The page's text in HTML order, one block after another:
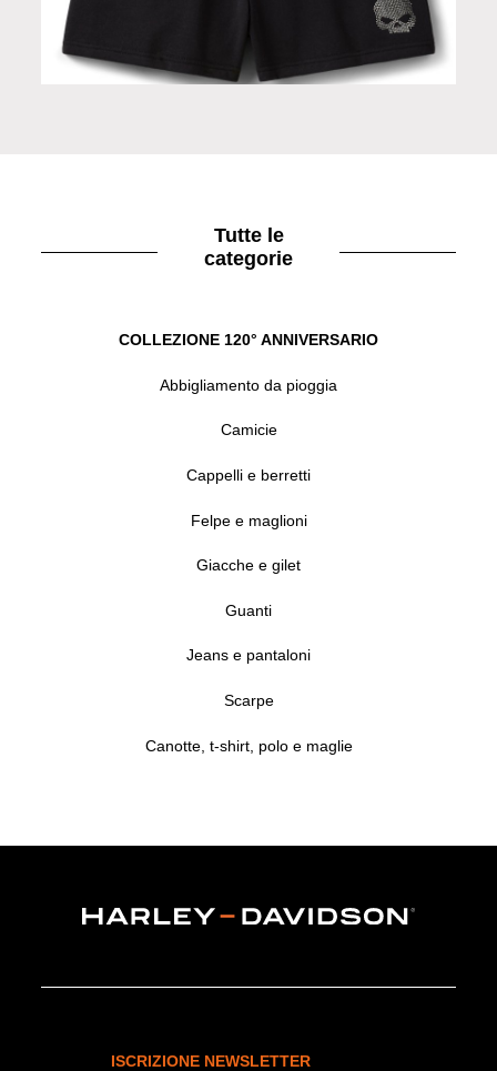
Pantaloni shorts black
Tutte le
categorie
COLLEZIONE 120° ANNIVERSARIO
Abbigliamento da pioggia
Camicie
Cappelli e berretti
Felpe e maglioni
Giacche e gilet
Guanti
Jeans e pantaloni
Scarpe
Canotte, t-shirt, polo e maglie
ISCRIZIONE NEWSLETTER